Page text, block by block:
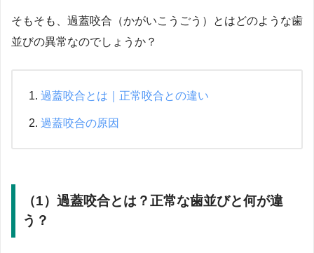
そもそも、過蓋咬合（かがいこうごう）とはどのような歯
並びの異常なのでしょうか？
過蓋咬合とは｜正常咬合との違い
過蓋咬合の原因
（1）過蓋咬合とは？正常な歯並びと何が違
う？